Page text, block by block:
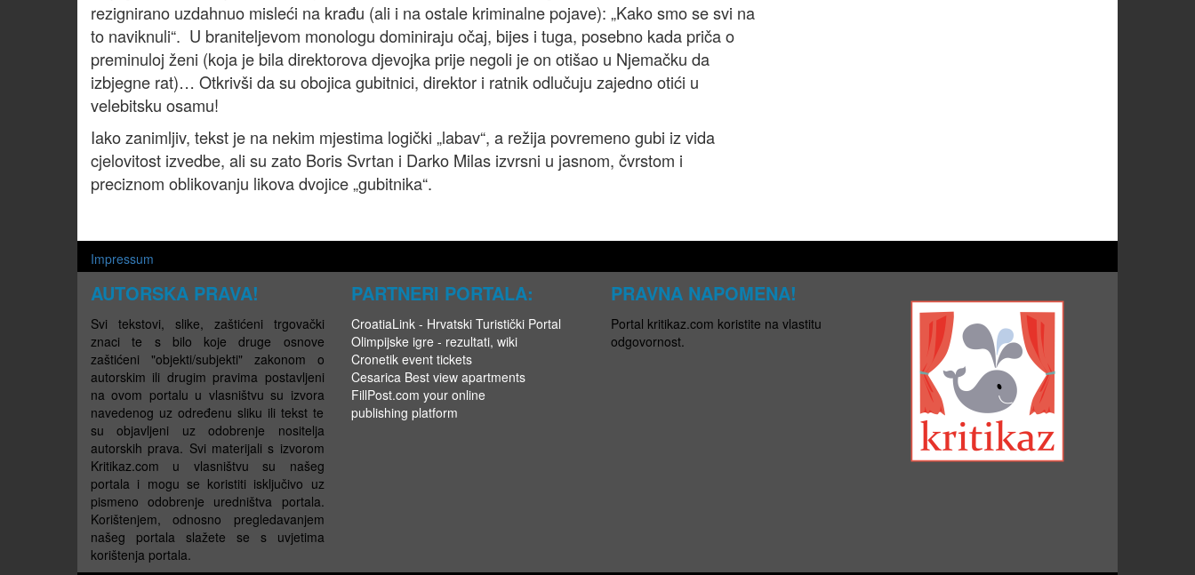
rezignirano uzdahnuo misleći na krađu (ali i na ostale kriminalne pojave): „Kako smo se svi na
to naviknuli“. U braniteljevom monologu dominiraju očaj, bijes i tuga, posebno kada priča o
preminuloj ženi (koja je bila direktorova djevojka prije negoli je on otišao u Njemačku da
izbjegne rat)… Otkrivši da su obojica gubitnici, direktor i ratnik odlučuju zajedno otići u
velebitsku osamu!
Iako zanimljiv, tekst je na nekim mjestima logički „labav“, a režija povremeno gubi iz vida
cjelovitost izvedbe, ali su zato Boris Svrtan i Darko Milas izvrsni u jasnom, čvrstom i
preciznom oblikovanju likova dvojice „gubitnika“.
Impressum
AUTORSKA PRAVA!
Svi tekstovi, slike, zaštićeni trgovački
znaci te s bilo koje druge osnove
zaštićeni "objekti/subjekti" zakonom o
autorskim ili drugim pravima postavljeni
na ovom portalu u vlasništvu su izvora
navedenog uz određenu sliku ili tekst te
su objavljeni uz odobrenje nositelja
autorskih prava. Svi materijali s izvorom
Kritikaz.com u vlasništvu su našeg
portala i mogu se koristiti isključivo uz
pismeno odobrenje uredništva portala.
Korištenjem, odnosno pregledavanjem
našeg portala slažete se s uvjetima
korištenja portala.
PARTNERI PORTALA:
CroatiaLink - Hrvatski Turistički Portal
Olimpijske igre - rezultati, wiki
Cronetik event tickets
Cesarica Best view apartments
FillPost.com your online
publishing platform
PRAVNA NAPOMENA!
Portal kritikaz.com koristite na vlastitu
odgovornost.